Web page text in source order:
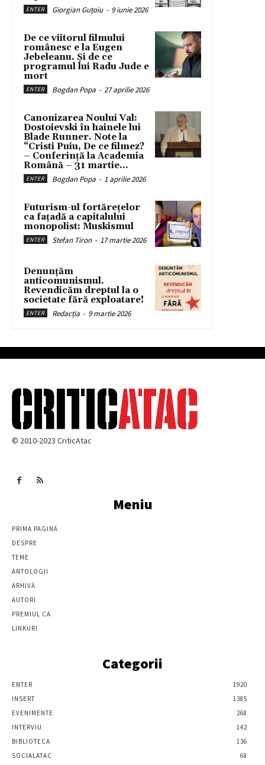
ENTER Giorgian Guțoiu - 9 iunie 2026
De ce viitorul filmului
românesc e la Eugen
Jebeleanu. Și de ce
programul lui Radu Jude e
mort
ENTER Bogdan Popa - 27 aprilie 2026
Canonizarea Noului Val:
Dostoievski în hainele lui
Blade Runner. Note la
“Cristi Puiu, De ce filmez?
– Conferință la Academia
Română – 31 martie...
ENTER Bogdan Popa - 1 aprilie 2026
Futurism-ul fortărețelor
ca fațadă a capitalului
monopolist: Muskismul
ENTER Stefan Tiron - 17 martie 2026
Denunțăm
anticomunismul.
Revendicăm dreptul la o
societate fără exploatare!
ENTER Redacția - 9 martie 2026
© 2010-2023 CriticAtac
Meniu
PRIMA PAGINĂ
DESPRE
TEME
ANTOLOGII
ARHIVĂ
AUTORI
PREMIUL CA
LINKURI
Categorii
ENTER
1920
INSERT
1385
EVENIMENTE
268
INTERVIU
142
BIBLIOTECA
136
SOCIALATAC
68